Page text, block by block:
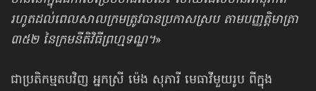
រហូត​ដល់ពេលសាលក្រមត្រូវបានប្រកាសស្រប តាមបញ្ញត្តិមាត្រា
៣៥២ នៃក្រមនីតិវិធី​ព្រហ្មទណ្ឌ។»
ជាប្រតិកម្មតបវិញ អ្នកស្រី ម៉េង សុភារី មេធាវីមួយរូប ពីក្នុង